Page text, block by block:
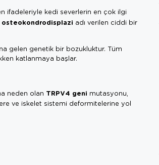
ifadeleriyle kedi severlerin en çok ilgi
osteokondrodisplazi adı verilen ciddi bir
gelen genetik bir bozukluktur. Tüm
katlanmaya başlar.
neden olan TRPV4 geni mutasyonu,
ve iskelet sistemi deformitelerine yol